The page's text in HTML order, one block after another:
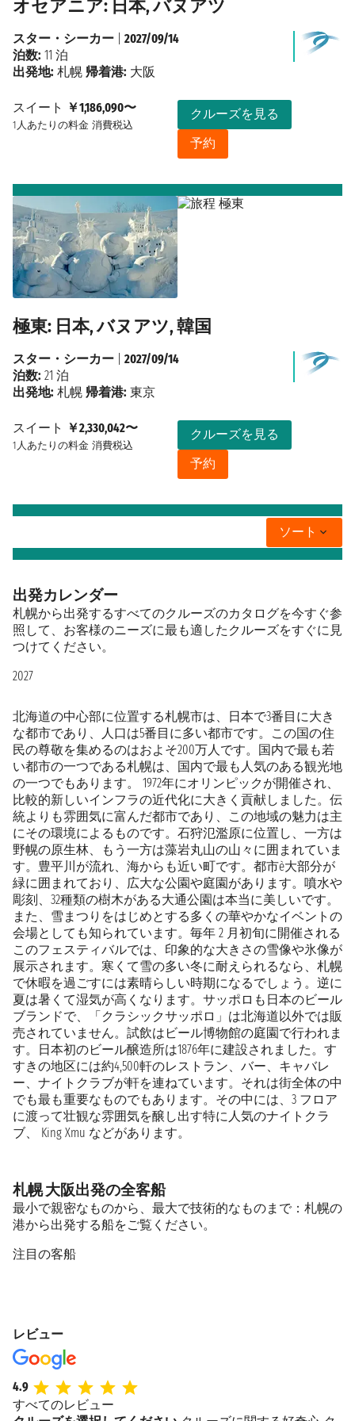
オセアニア: 日本, バヌアツ
スイート ￥1,186,090〜
1人あたりの料金 消費税込
クルーズを見る
予約
スター・シーカー
2027/09/14
泊数: 11 泊
出発地: 札幌 帰着港: 大阪
極東: 日本, バヌアツ, 韓国
スイート ￥2,330,042〜
1人あたりの料金 消費税込
クルーズを見る
予約
スター・シーカー
2027/09/14
泊数: 21 泊
出発地: 札幌 帰着港: 東京
ソート
出発カレンダー
札幌から出発するすべてのクルーズのカタログを今すぐ参
照して、お客様のニーズに最も適したクルーズをすぐに見
つけてください。
2027
北海道の中心部に位置する札幌市は、日本で3番目に大き
な都市であり、人口は5番目に多い都市です。この国の住
民の尊敬を集めるのはおよそ200万人です。国内で最も若
い都市の一つである札幌は、国内で最も人気のある観光地
の一つでもあります。 1972年にオリンピックが開催され、
比較的新しいインフラの近代化に大きく貢献しました。伝
統よりも雰囲気に富んだ都市であり、この地域の魅力は主
にその環境によるものです。石狩氾濫原に位置し、一方は
野幌の原生林、もう一方は藻岩丸山の山々に囲まれていま
す。豊平川が流れ、海からも近い町です。都市è大部分が
緑に囲まれており、広大な公園や庭園があります。噴水や
彫刻、32種類の樹木がある大通公園は本当に美しいです。
また、雪まつりをはじめとする多くの華やかなイベントの
会場としても知られています。毎年 2 月初旬に開催される
このフェスティバルでは、印象的な大きさの雪像や氷像が
展示されます。寒くて雪の多い冬に耐えられるなら、札幌
で休暇を過ごすには素晴らしい時期になるでしょう。逆に
夏は暑くて湿気が高くなります。サッポロも日本のビール
ブランドで、「クラシックサッポロ」は北海道以外では販
売されていません。試飲はビール博物館の庭園で行われま
す。日本初のビール醸造所は1876年に建設されました。す
すきの地区には約4,500軒のレストラン、バー、キャバレ
ー、ナイトクラブが軒を連ねています。それは街全体の中
でも最も重要なものでもあります。その中には、3 フロア
に渡って壮観な雰囲気を醸し出す特に人気のナイトクラ
ブ、 King Xmu などがあります。
札幌 大阪出発の全客船
最小で親密なものから、最大で技術的なものまで：札幌の
港から出発する船をご覧ください。
注目の客船
レビュー
4.9
すべてのレビュー